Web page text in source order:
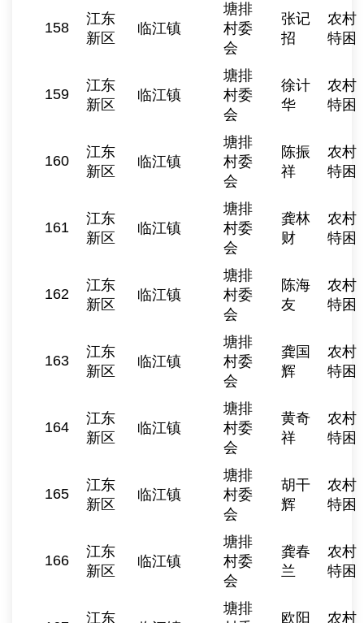
158
江东
新区
临江镇
塘排
村委
会
张记
招
农村
特困
159
江东
新区
临江镇
塘排
村委
会
徐计
华
农村
特困
160
江东
新区
临江镇
塘排
村委
会
陈振
祥
农村
特困
161
江东
新区
临江镇
塘排
村委
会
龚林
财
农村
特困
162
江东
新区
临江镇
塘排
村委
会
陈海
友
农村
特困
163
江东
新区
临江镇
塘排
村委
会
龚国
辉
农村
特困
164
江东
新区
临江镇
塘排
村委
会
黄奇
祥
农村
特困
165
江东
新区
临江镇
塘排
村委
会
胡干
辉
农村
特困
166
江东
新区
临江镇
塘排
村委
会
龚春
兰
农村
特困
江东
塘排
欧阳 农村